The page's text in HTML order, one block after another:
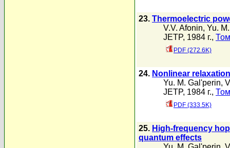
23. Thermoelectric
V.V. Afonin, Yu.
JETP, 1984 г.,
PDF (272.6K)
24. Nonlinear
Yu. M. Gal'perin,
JETP, 1984 г.,
PDF (333.5K)
25. High-frequency
quantum effects